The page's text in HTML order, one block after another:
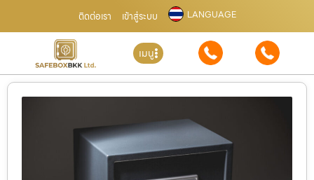
ติดต่อเรา เข้าสู่ระบบ LANGUAGE
เมนู